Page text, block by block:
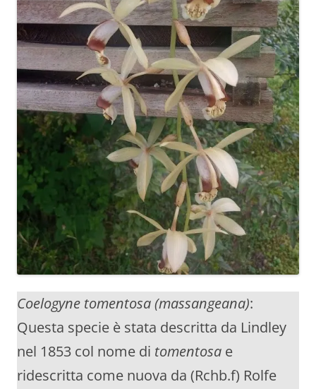
Coelogyne tomentosa (massangeana):
Questa specie è stata descritta da Lindley
nel 1853 col nome di tomentosa e
ridescritta come nuova da (Rchb.f) Rolfe